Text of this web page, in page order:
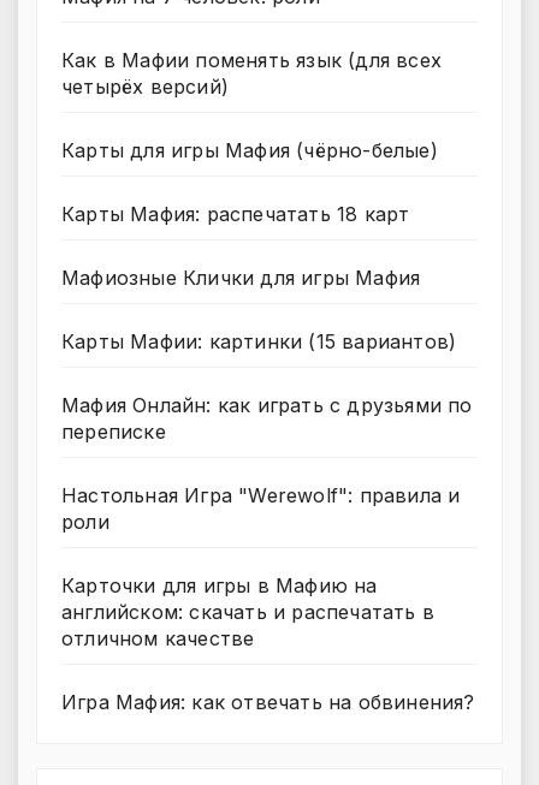
Как в Мафии поменять язык (для всех
четырёх версий)
Карты для игры Мафия (чёрно-белые)
Карты Мафия: распечатать 18 карт
Мафиозные Клички для игры Мафия
Карты Мафии: картинки (15 вариантов)
Мафия Онлайн: как играть с друзьями по
переписке
Настольная Игра "Werewolf": правила и
роли
Карточки для игры в Мафию на
английском: скачать и распечатать в
отличном качестве
Игра Мафия: как отвечать на обвинения?